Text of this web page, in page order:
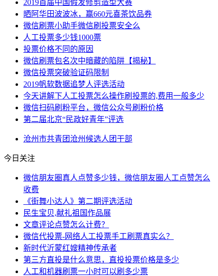
2019首届中国假发修剪造型大赛
晒阿华田波波冰，赢660元喜茶饮品券
微信刷票小助手微信刷投票安全么
人工投票多少钱1000票
投票价格不同的原因
微信刷票包名次中暗藏的陷阱【揭秘】
微信投票突破验证码限制
2019帆软数据追梦人评选活动
今天讲解下人工投票怎么操作刷投票的,费用一般多少
微信扫码刷粉平台，微信公众号刷粉价格
第二届北京“民政好青年”评选
沧州市共青团沧州候选人 团干部
今日关注
微信朋友圈真人点赞多少钱，微信朋友圈人工点赞怎么
收费
《街舞小达人》第二期评选活动
民生宝贝,献礼祖国作品展
文章评论点赞怎么计费？
微信代投票-网络人工投票手工刷票真实么？
新时代沂蒙红嫂精神传承者
第三方直投是什么意思，直投投票价格是多少
人工和机器刷票一小时可以刷多少票